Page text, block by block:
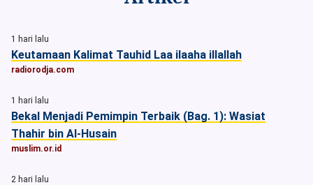
1 hari lalu
Keutamaan Kalimat Tauhid Laa ilaaha illallah
radiorodja.com
1 hari lalu
Bekal Menjadi Pemimpin Terbaik (Bag. 1): Wasiat
Thahir bin Al-Husain
muslim.or.id
2 hari lalu